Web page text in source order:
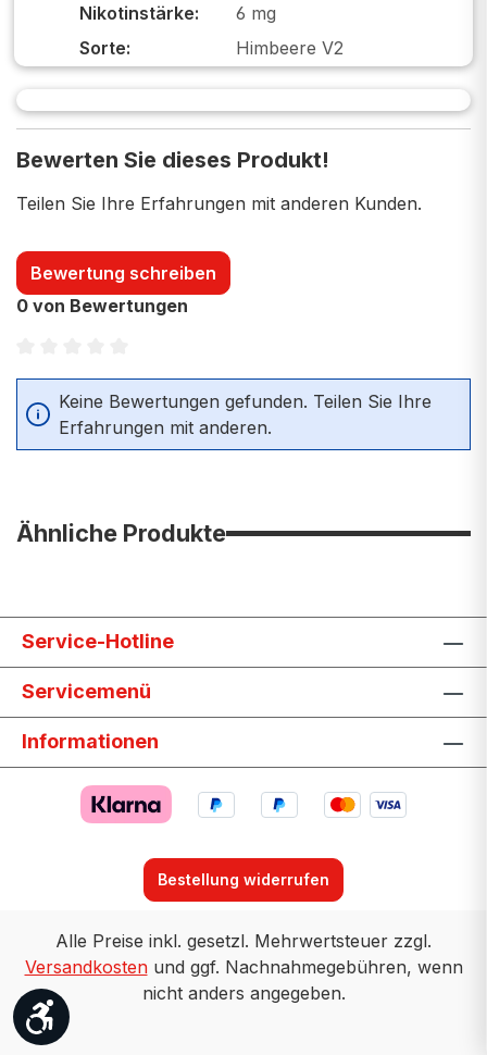
Nikotinstärke:
6 mg
Sorte:
Himbeere V2
Bewerten Sie dieses Produkt!
Teilen Sie Ihre Erfahrungen mit anderen Kunden.
Bewertung schreiben
0 von Bewertungen
Durchschnittliche Bewertung von 0 von 5 Sternen
Keine Bewertungen gefunden. Teilen Sie Ihre
Erfahrungen mit anderen.
Ähnliche Produkte
Service-Hotline
Servicemenü
Informationen
Bestellung widerrufen
Alle Preise inkl. gesetzl. Mehrwertsteuer zzgl.
Versandkostenund ggf. Nachnahmegebühren, wenn
nicht anders angegeben.
Werkzeugleiste anzeigen